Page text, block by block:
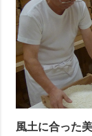
風土に合った